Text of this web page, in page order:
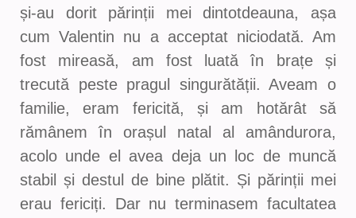
și-au dorit părinții mei dintotdeauna, așa
cum Valentin nu a acceptat niciodată. Am
fost mireasă, am fost luată în brațe și
trecută peste pragul singurătății. Aveam o
familie, eram fericită, și am hotărât să
rămânem în orașul natal al amândurora,
acolo unde el avea deja un loc de muncă
stabil și destul de bine plătit. Și părinții mei
erau fericiți. Dar nu terminasem facultatea